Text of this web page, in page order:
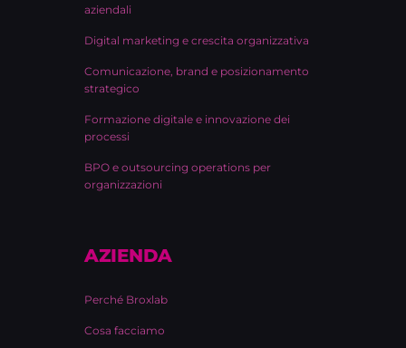
aziendali
Digital marketing e crescita organizzativa
Comunicazione, brand e posizionamento
strategico
Formazione digitale e innovazione dei
processi
BPO e outsourcing operations per
organizzazioni
AZIENDA
Perché Broxlab
Cosa facciamo